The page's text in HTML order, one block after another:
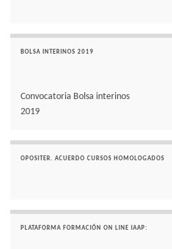
BOLSA INTERINOS 2019
Convocatoria Bolsa interinos
2019
OPOSITER. ACUERDO CURSOS HOMOLOGADOS
PLATAFORMA FORMACIÓN ON LINE IAAP: